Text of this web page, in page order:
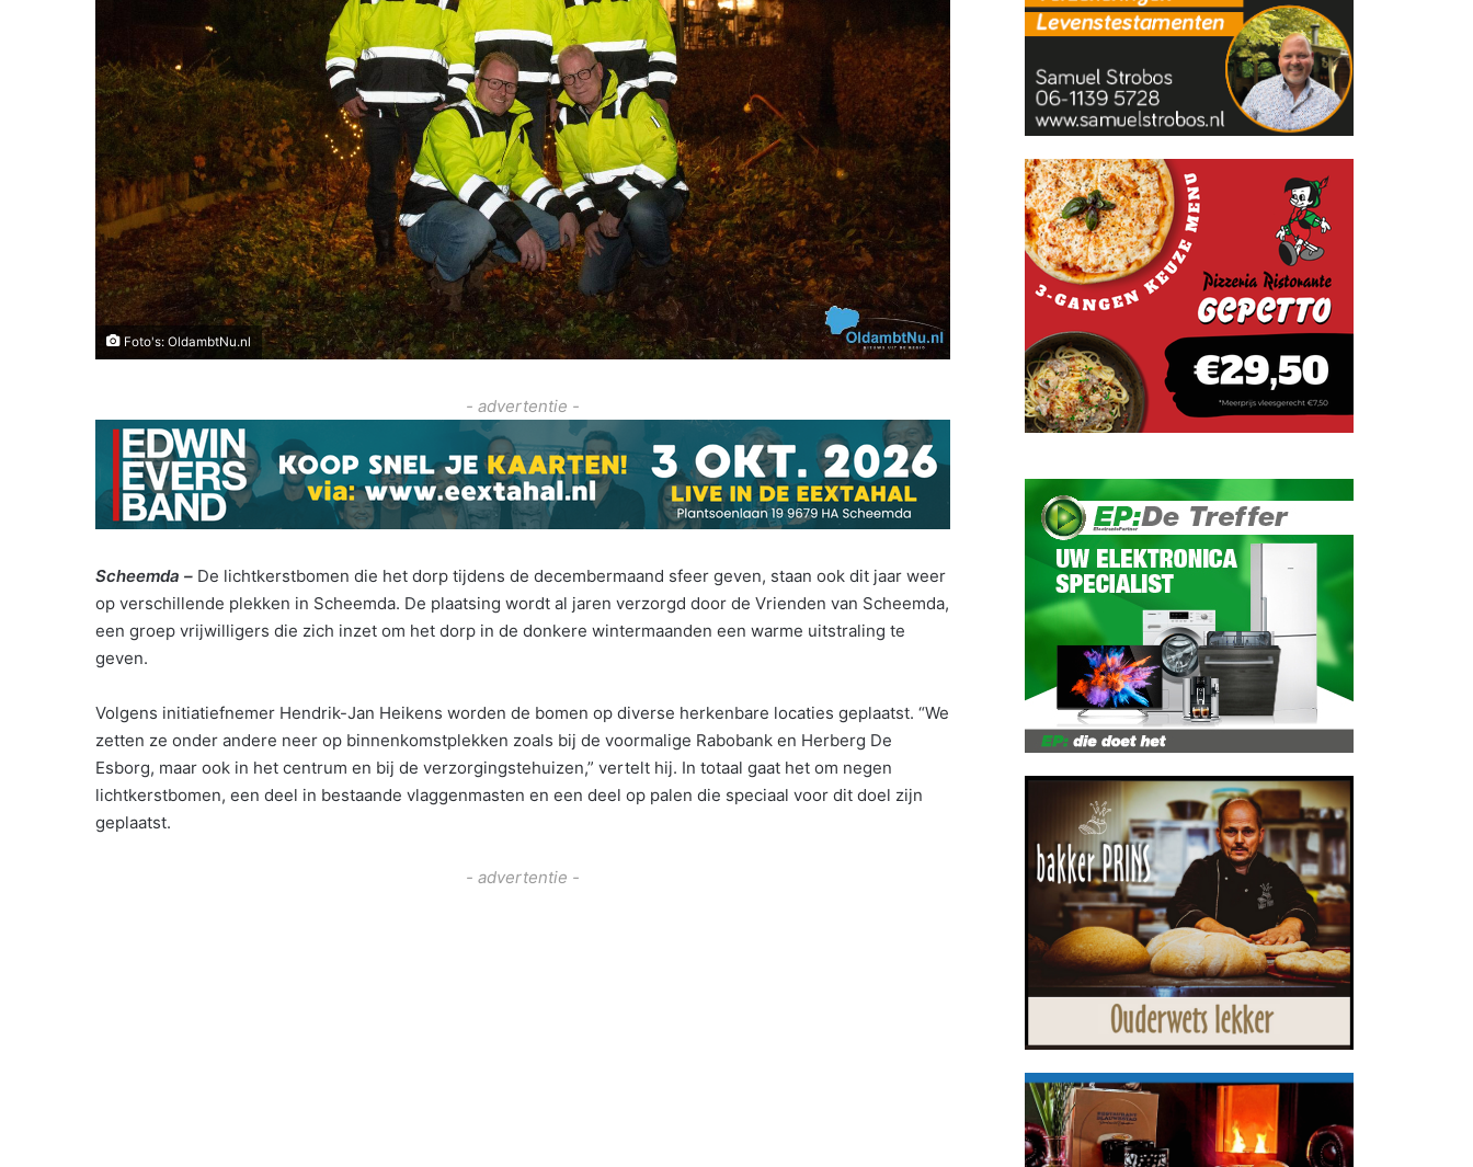
Foto's: OldambtNu.nl
- advertentie -
Scheemda – De lichtkerstbomen die het dorp tijdens de decembermaand sfeer geven, staan ook dit jaar weer
op verschillende plekken in Scheemda. De plaatsing wordt al jaren verzorgd door de Vrienden van Scheemda,
een groep vrijwilligers die zich inzet om het dorp in de donkere wintermaanden een warme uitstraling te
geven.
Volgens initiatiefnemer Hendrik-Jan Heikens worden de bomen op diverse herkenbare locaties geplaatst. “We
zetten ze onder andere neer op binnenkomstplekken zoals bij de voormalige Rabobank en Herberg De
Esborg, maar ook in het centrum en bij de verzorgingstehuizen,” vertelt hij. In totaal gaat het om negen
lichtkerstbomen, een deel in bestaande vlaggenmasten en een deel op palen die speciaal voor dit doel zijn
geplaatst.
- advertentie -